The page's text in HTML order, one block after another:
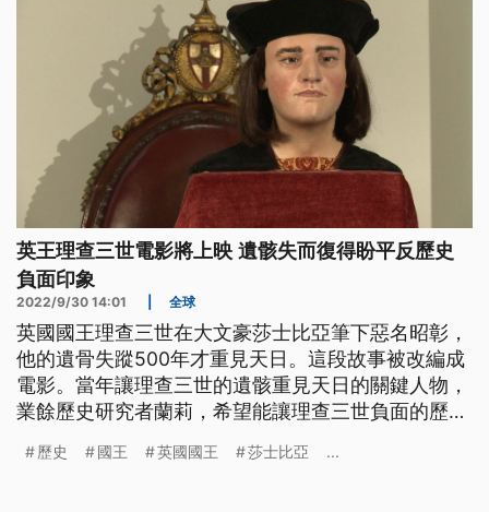
英王理查三世電影將上映 遺骸失而復得盼平反歷史
負面印象
2022/9/30 14:01 全球
英國國王理查三世在大文豪莎士比亞筆下惡名昭彰，
他的遺骨失蹤500年才重見天日。這段故事被改編成
電影。當年讓理查三世的遺骸重見天日的關鍵人物，
業餘歷史研究者蘭莉，希望能讓理查三世負面的歷史
歷史 國王 英國國王 莎士比亞 ...